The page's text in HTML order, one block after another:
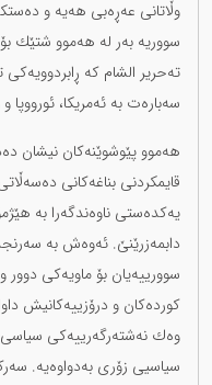
وڵاتانی عەڕەبی هەیە و
سووریە بەر لە هەموو شتێك
تەحریر الشام كە
سەبارەت بە ئەمریكا، ئورووپا
هەموو پێوشوێنەكان نیشان
قایمكردنی بناغەکانی
یەكدەستی ناوەندگەرا بە
دابمەزرێنێ. ئەوەش بە
سوورییەیان بۆ ماویەكی دوور
كوردەكان و درۆزییەكانیش
وەك نەشتەرگەرییەكی سیاسی-
سیاسیی زۆری بەدواوەیە.